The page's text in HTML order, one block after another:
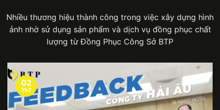
Nhiều thương hiệu thành công trong việc xây dựng hình
ảnh nhờ sử dụng sản phẩm và dịch vụ đồng phục chất
lượng từ Đồng Phục Công Sở BTP
02
Th7